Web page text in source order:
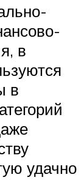
в
в
удачно